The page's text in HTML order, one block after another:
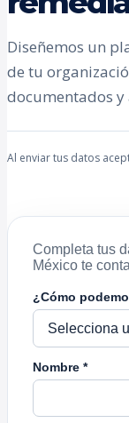
Diseñemos un
de tu
documentados
Al enviar tus datos